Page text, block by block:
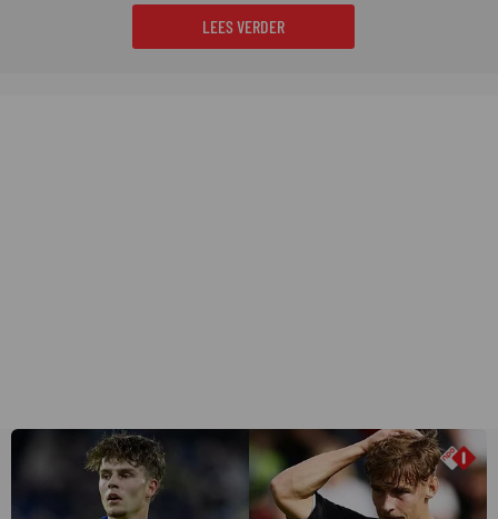
LEES VERDER